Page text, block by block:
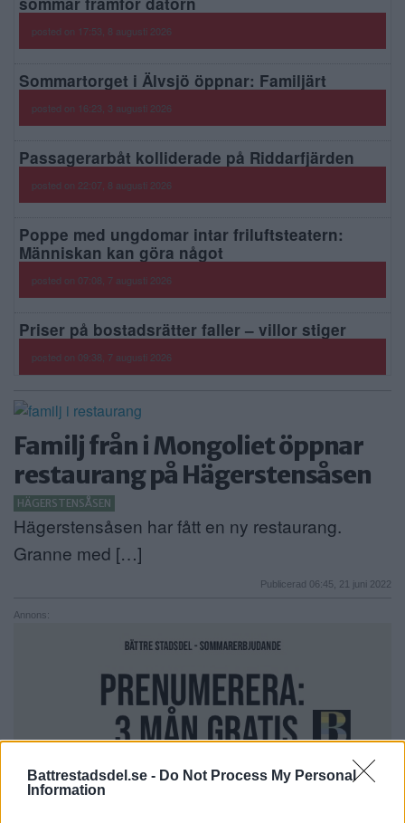
Battrestadsdel.se - Do Not Process My Personal
Information
posted on 17:53, 8 augusti 2026
Sommartorget i Älvsjö öppnar: Familjärt
posted on 16:23, 3 augusti 2026
Passagerarbåt kolliderade på Riddarfjärden
posted on 22:07, 8 augusti 2026
Poppe med ungdomar intar friluftsteatern:
Människan kan göra något
posted on 07:08, 7 augusti 2026
Priser på bostadsrätter faller – villor stiger
posted on 09:38, 7 augusti 2026
Familj från i Mongoliet öppnar
restaurang på Hägerstensåsen
HÄGERSTENSÅSEN
Hägerstensåsen har fått en ny restaurang.
Granne med […]
Publicerad 06:45, 21 juni 2022
Annons: